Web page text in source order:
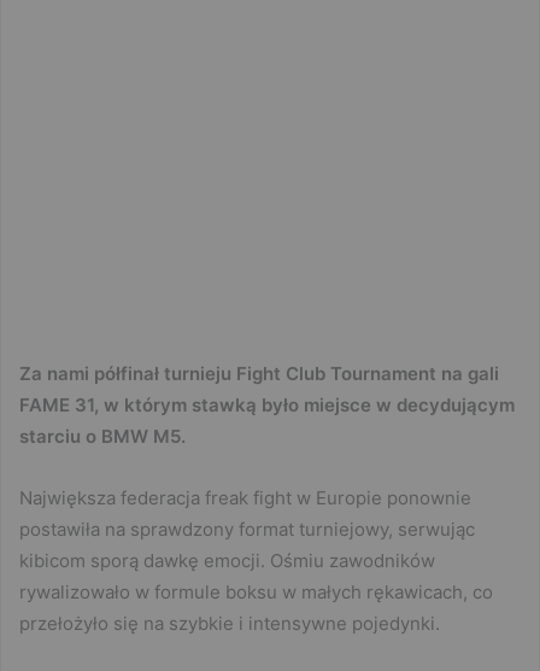
Za nami półfinał turnieju Fight Club Tournament na gali
FAME 31, w którym stawką było miejsce w decydującym
starciu o BMW M5.
Największa federacja freak fight w Europie ponownie
postawiła na sprawdzony format turniejowy, serwując
kibicom sporą dawkę emocji. Ośmiu zawodników
rywalizowało w formule boksu w małych rękawicach, co
przełożyło się na szybkie i intensywne pojedynki.